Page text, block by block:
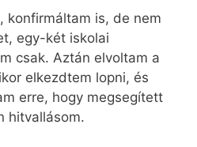
konfirmáltam is, de nem
egy-két iskolai
csak. Aztán elvoltam a
elkezdtem lopni, és
erre, hogy megsegített
hitvallásom.